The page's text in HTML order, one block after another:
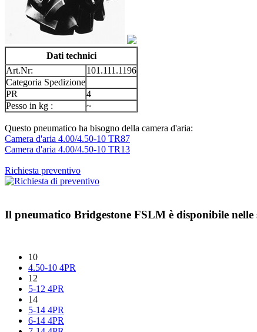
Dati technici
Art.Nr:
101.111.1196
Categoria Spedizione
PR
4
Pesso in kg :
~
Questo pneumatico ha bisogno della camera d'aria:
Camera d'aria 4.00/4.50-10 TR87
Camera d'aria 4.00/4.50-10 TR13
Richiesta preventivo
Il pneumatico Bridgestone FSLM è disponibile nelle
10
4.50-10 4PR
12
5-12 4PR
14
5-14 4PR
6-14 4PR